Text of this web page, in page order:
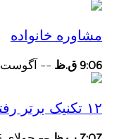
مشاوره خانواده
9:06 ق.ظ -- آگوست 10, 2023
۱۲ تکنیک برتر رفتار با همسر فحاش می کند